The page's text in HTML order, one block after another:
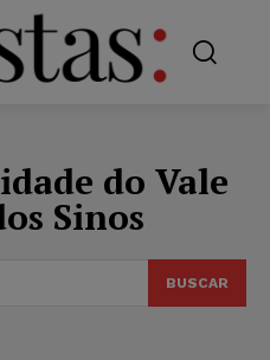
do Vale
Sinos
BUSCAR